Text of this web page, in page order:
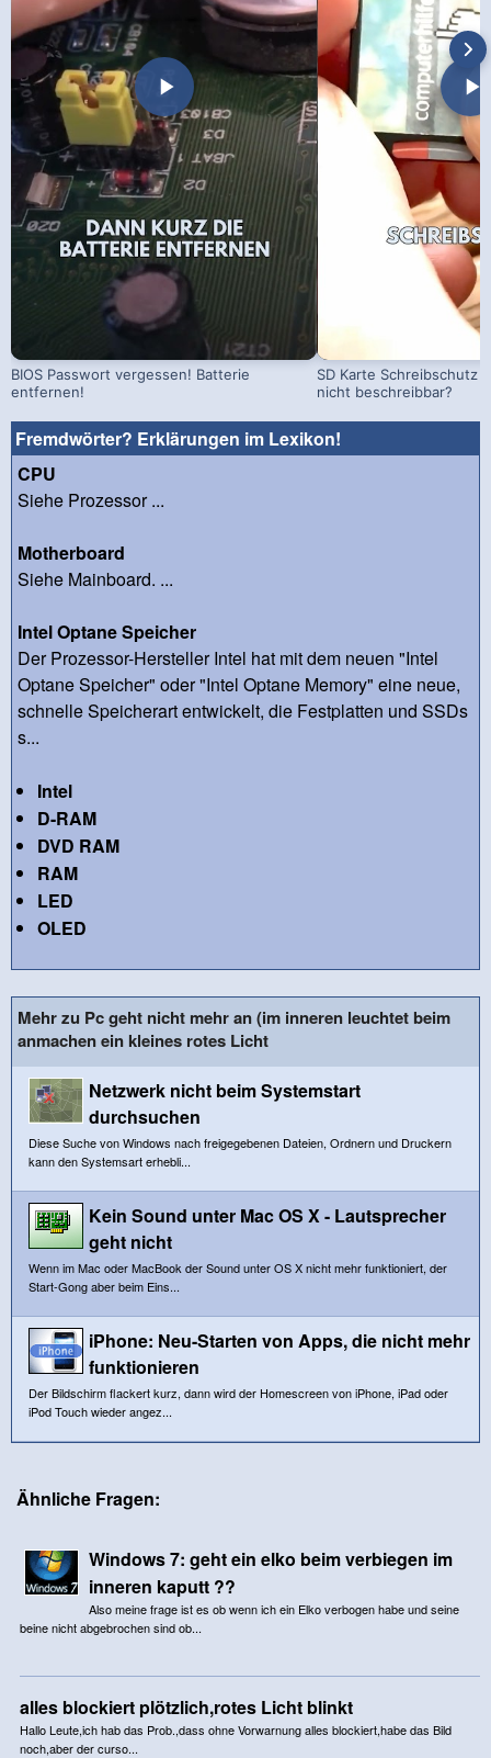
BIOS Passwort vergessen! Batterie
entfernen!
SD Karte Schreibschutz
nicht beschreibbar?
Fremdwörter? Erklärungen im Lexikon!
CPU
Siehe Prozessor ...
Motherboard
Siehe Mainboard. ...
Intel Optane Speicher
Der Prozessor-Hersteller Intel hat mit dem neuen "Intel
Optane Speicher" oder "Intel Optane Memory" eine neue,
schnelle Speicherart entwickelt, die Festplatten und SSDs
s...
Intel
D-RAM
DVD RAM
RAM
LED
OLED
Mehr zu Pc geht nicht mehr an (im inneren leuchtet beim
anmachen ein kleines rotes Licht
Netzwerk nicht beim Systemstart
durchsuchen
Diese Suche von Windows nach freigegebenen Dateien, Ordnern und Druckern
kann den Systemsart erhebli...
Kein Sound unter Mac OS X - Lautsprecher
geht nicht
Wenn im Mac oder MacBook der Sound unter OS X nicht mehr funktioniert, der
Start-Gong aber beim Eins...
iPhone: Neu-Starten von Apps, die nicht mehr
funktionieren
Der Bildschirm flackert kurz, dann wird der Homescreen von iPhone, iPad oder
iPod Touch wieder angez...
Ähnliche Fragen:
Windows 7: geht ein elko beim verbiegen im
inneren kaputt ??
Also meine frage ist es ob wenn ich ein Elko verbogen habe und seine
beine nicht abgebrochen sind ob...
alles blockiert plötzlich,rotes Licht blinkt
Hallo Leute,ich hab das Prob.,dass ohne Vorwarnung alles blockiert,habe das Bild
noch,aber der curso...